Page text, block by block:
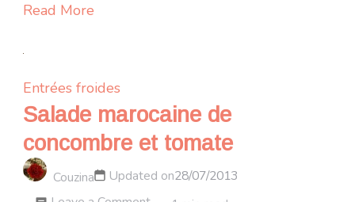
Read More
Entrées froides
Salade marocaine de
concombre et tomate
Couzina Updated on28/07/2013